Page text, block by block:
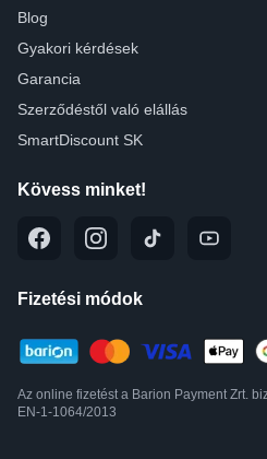
Blog
Gyakori kérdések
Garancia
Szerződéstől való elállás
SmartDiscount SK
Kövess minket!
Fizetési módok
Az online fizetést a Barion Payment Zrt.
EN-1-1064/2013